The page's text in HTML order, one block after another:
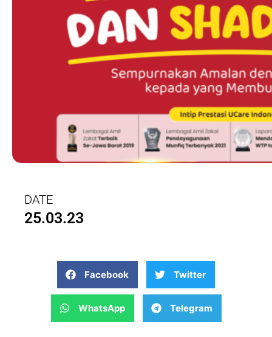
DATE
25.03.23
Facebook Twitter
WhatsApp Telegram